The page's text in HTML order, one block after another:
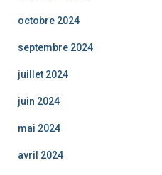
octobre 2024
septembre 2024
juillet 2024
juin 2024
mai 2024
avril 2024